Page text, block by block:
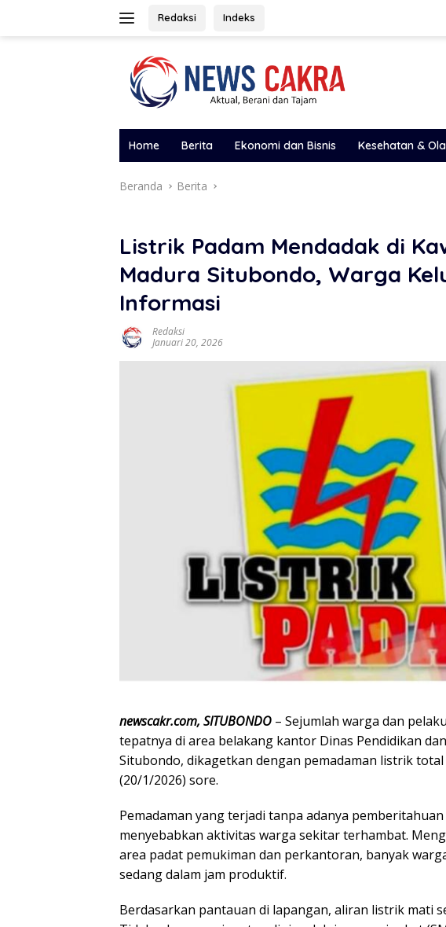
Redaksi Indeks
Home Berita Ekonomi dan Bisnis Kesehatan &
Beranda Berita
Listrik Padam Mendadak di
Madura Situbondo, Warga
Informasi
Redaksi
Januari 20, 2026
newscakr.com, SITUBONDO – Sejumlah warga dan
tepatnya di area belakang kantor Dinas Pendidikan
Situbondo, dikagetkan dengan pemadaman listrik total
(20/1/2026) sore.
Pemadaman yang terjadi tanpa adanya
menyebabkan aktivitas warga sekitar terhambat.
area padat pemukiman dan perkantoran, banyak
sedang dalam jam produktif.
Berdasarkan pantauan di lapangan, aliran listrik mati